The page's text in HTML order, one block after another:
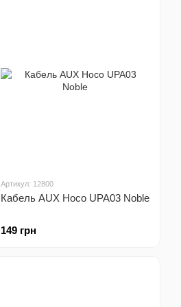
Артикул: 12800
Кабель AUX Hoco UPA03 Noble
149 грн